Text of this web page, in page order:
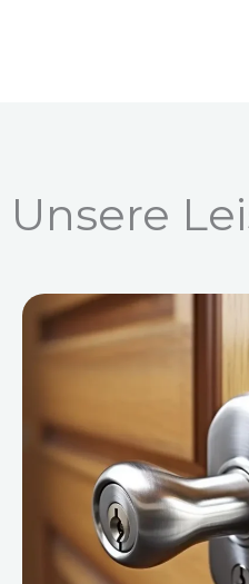
Unsere